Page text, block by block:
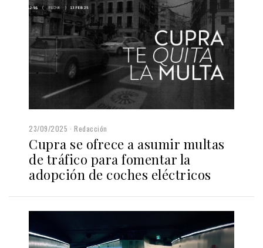
23/09/2025 Redacción
Cupra se ofrece a asumir multas
de tráfico para fomentar la
adopción de coches eléctricos